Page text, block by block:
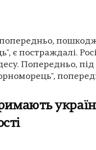
є постраждалі.
Попередньо, під